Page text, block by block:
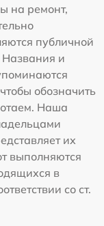
на ремонт,
публичной
Названия и
обозначить
Наша
их
выполняются
в
со ст.